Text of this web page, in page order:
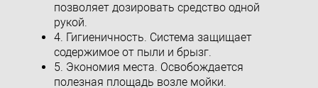
позволяет дозировать средство одной
рукой.
4. Гигиеничность. Система защищает
содержимое от пыли и брызг.
5. Экономия места. Освобождается
полезная площадь возле мойки.